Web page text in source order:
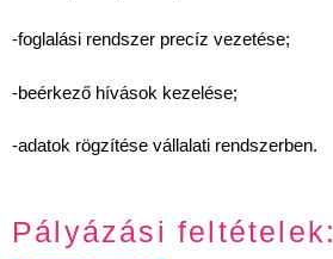
-foglalási rendszer precíz vezetése;
-beérkező hívások kezelése;
-adatok rögzítése vállalati rendszerben.
Pályázási feltételek: